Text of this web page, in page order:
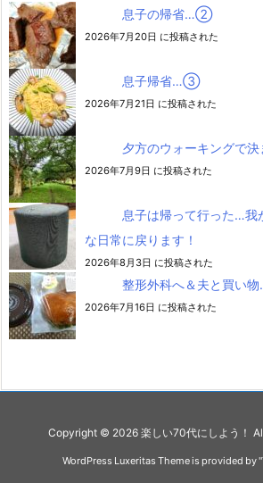
息子の帰省…②
2026年7月20日 に投稿された
息子帰省…③
2026年7月21日 に投稿された
夕方のウォーキングで決
2026年7月9日 に投稿された
息子は帰って行った…我
な日常に戻ります！
2026年8月3日 に投稿された
整形外科へ＆夫と買い
2026年7月16日 に投稿された
Copyright © 2026 楽しい70代にしよう！
WordPress Luxeritas Theme is provided by "